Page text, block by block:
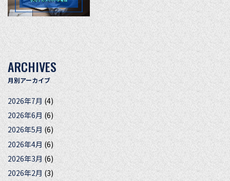
ARCHIVES
月別アーカイブ
2026年7月(4)
2026年6月 (6)
2026年5月(6)
2026年4月(6)
2026年3月 (6)
2026年2月 (3)